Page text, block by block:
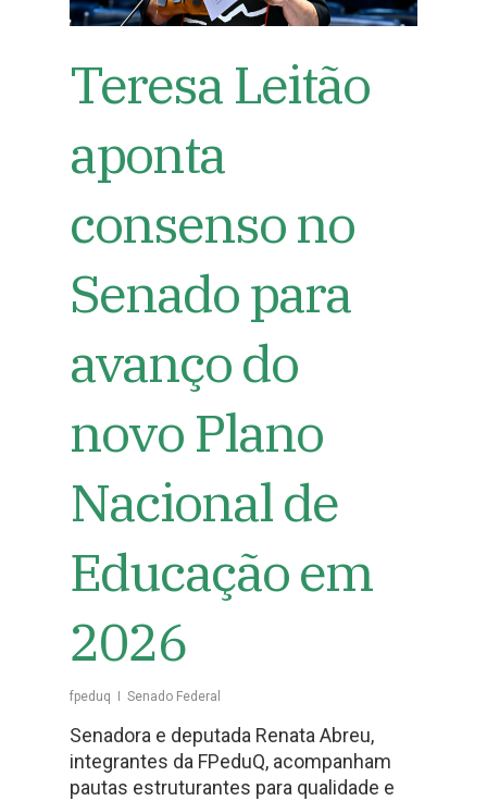
Teresa Leitão
aponta
consenso no
Senado para
avanço do
novo Plano
Nacional de
Educação em
2026
fpeduq Senado Federal
Senadora e deputada Renata Abreu,
integrantes da FPeduQ, acompanham
pautas estruturantes para qualidade e